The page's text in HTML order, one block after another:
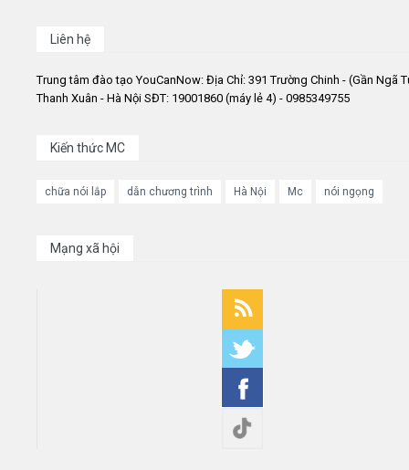
Liên hệ
Trung tâm đào tạo YouCanNow: Địa Chỉ: 391 Trường Chinh - (Gần Ngã
Thanh Xuân - Hà Nội SĐT: 19001860 (máy lẻ 4) - 0985349755
Kiến thức MC
chữa nói lắp dẫn chương trình Hà Nội Mc nói ngọng
Mạng xã hội